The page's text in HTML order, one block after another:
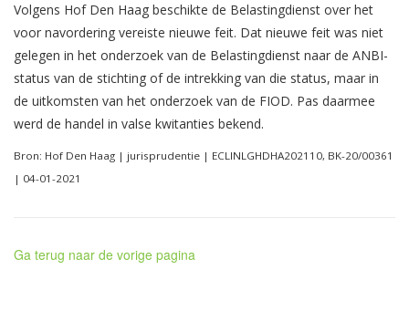
Volgens Hof Den Haag beschikte de Belastingdienst over het
voor navordering vereiste nieuwe feit. Dat nieuwe feit was niet
gelegen in het onderzoek van de Belastingdienst naar de ANBI-
status van de stichting of de intrekking van die status, maar in
de uitkomsten van het onderzoek van de FIOD. Pas daarmee
werd de handel in valse kwitanties bekend.
Bron: Hof Den Haag | jurisprudentie | ECLINLGHDHA202110, BK-20/00361
| 04-01-2021
Ga terug naar de vorige pagina